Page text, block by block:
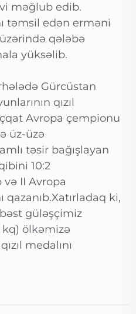
məğlub edib.
təmsil edən erməni
qələbə
yüksəlib.
Gürcüstan
qızıl
Avropa çempionu
üz-üzə
təsir bağışlayan
10:2
II Avropa
qazanıb.Xatırladaq ki,
güləşçimiz
ölkəmizə
medalını